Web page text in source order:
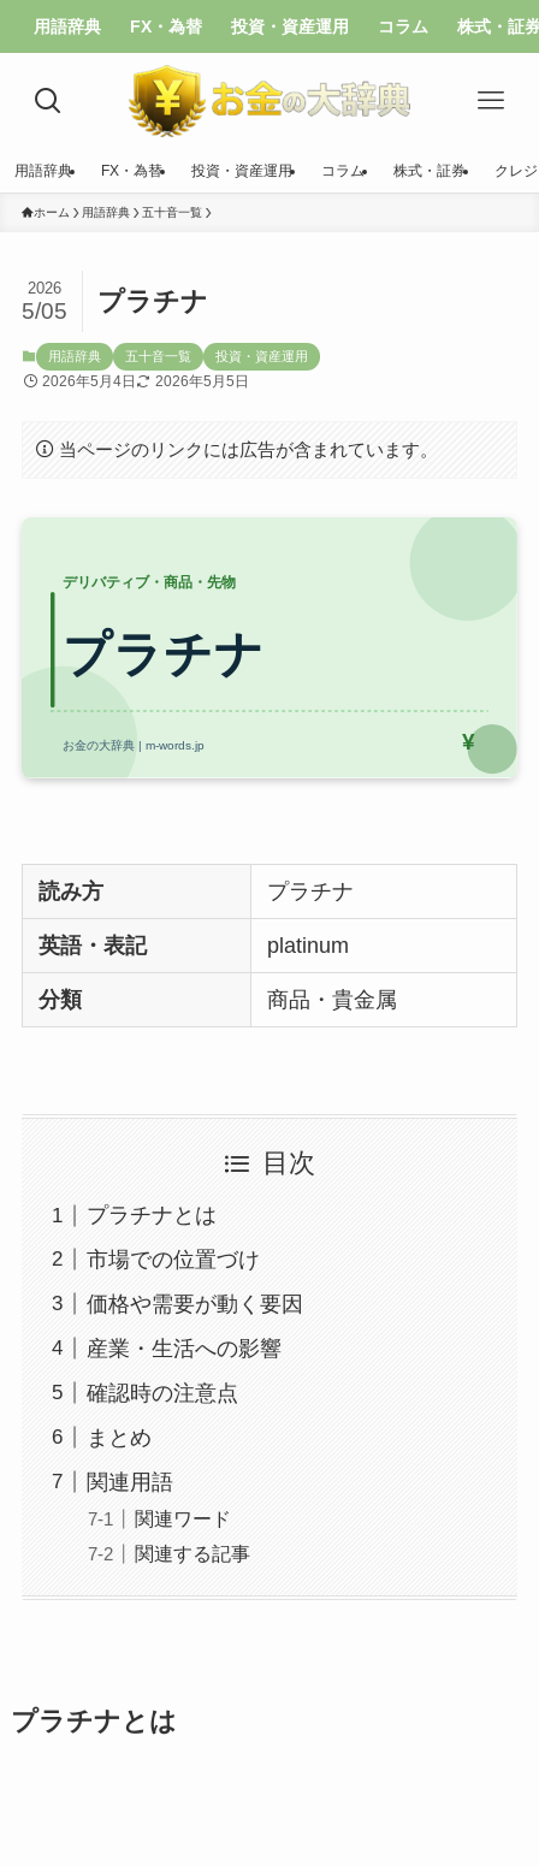
用語辞典 FX・為替 投資・資産運用 コラム 株式・証
用語辞典 FX・為替 投資・資産運用 コラム 株式・証券 クレ
ホーム 用語辞典 五十音一覧
プラチナ
2026
5/05
用語辞典 五十音一覧 投資・資産運用
2026年5月4日 2026年5月5日
当ページのリンクには広告が含まれています。
読み方 プラチナ
英語・表記 platinum
分類 商品・貴金属
目次
プラチナとは
市場での位置づけ
価格や需要が動く要因
産業・生活への影響
確認時の注意点
まとめ
関連用語
関連ワード
関連する記事
プラチナとは